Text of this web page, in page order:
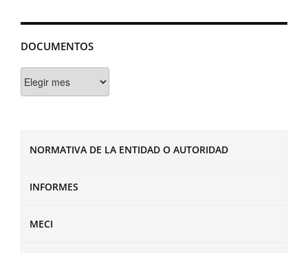
DOCUMENTOS
NORMATIVA DE LA ENTIDAD O AUTORIDAD
INFORMES
MECI